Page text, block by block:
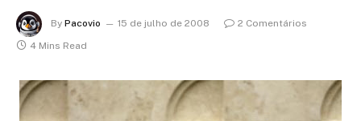
By Pacovio 15 de julho de 2008
2 Comentários
4 Mins Read